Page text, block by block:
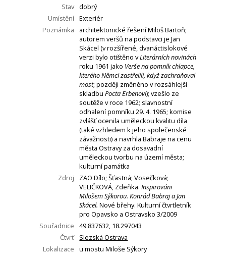
Stav dobrý
Umístění Exteriér
Poznámka
architektonické řešení Miloš Bartoň;
autorem veršů na podstavci je Jan
Skácel (v rozšířené, dvanáctislokové
verzi bylo otištěno vLiterárních novinách
roku 1961 jako Verše na pomník chlapce,
kterého Němci zastřelili, když zachraňoval
most; později změněno v rozsáhlejší
skladbuPocta Erbenovi); vzešlo ze
soutěže v roce 1962; slavnostní
odhalení pomníku 29. 4. 1965; komise
zvlášť ocenila uměleckou kvalitu díla
(také vzhledem k jeho společenské
závažnosti) a navrhla Babraje na cenu
města Ostravy za dosavadní
uměleckou tvorbu na území města;
kulturní památka
Zdroj
ZAO Dílo; Šťastná; Vosečková;
VELIČKOVÁ, Zdeňka.Inspirováni
Milošem Sýkorou. Konrád Babraj a Jan
Skácel. Nové břehy. Kulturní čtvrtletník
pro Opavsko a Ostravsko 3/2009
Souřadnice
49.837632, 18.297043
Čtvrť Slezská Ostrava
Lokalizace
u mostu Miloše Sýkory